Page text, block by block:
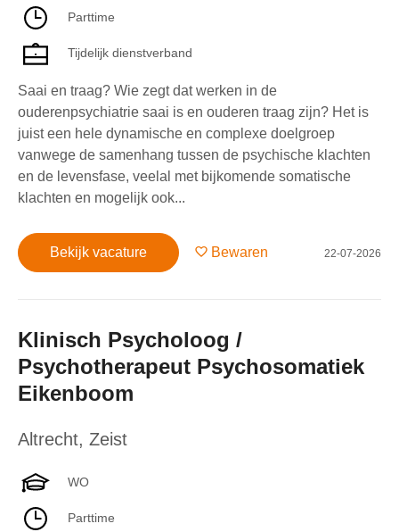
Parttime
Tijdelijk dienstverband
Saai en traag? Wie zegt dat werken in de
ouderenpsychiatrie saai is en ouderen traag zijn? Het is
juist een hele dynamische en complexe doelgroep
vanwege de samenhang tussen de psychische klachten
en de levensfase, veelal met bijkomende somatische
klachten en mogelijk ook...
Bekijk vacature Bewaren 22-07-2026
Klinisch Psycholoog /
Psychotherapeut Psychosomatiek
Eikenboom
Altrecht, Zeist
WO
Parttime